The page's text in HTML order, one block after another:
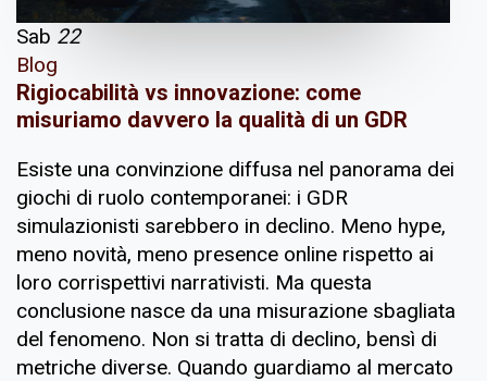
Sab 22
Blog
Rigiocabilità vs innovazione: come
misuriamo davvero la qualità di un GDR
Esiste una convinzione diffusa nel panorama dei
giochi di ruolo contemporanei: i GDR
simulazionisti sarebbero in declino. Meno hype,
meno novità, meno presence online rispetto ai
loro corrispettivi narrativisti. Ma questa
conclusione nasce da una misurazione sbagliata
del fenomeno. Non si tratta di declino, bensì di
metriche diverse. Quando guardiamo al mercato